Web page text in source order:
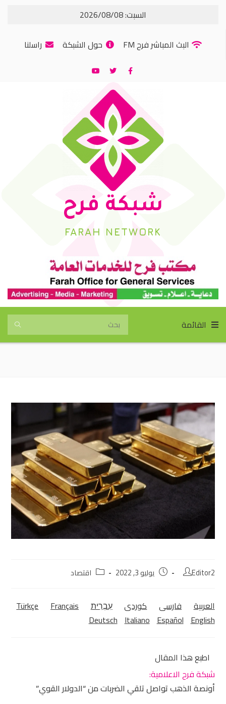
السبت: 2026/08/08
البث المباشر فرح FM
حول الشبكة راسلنا
شبكة فرح
FARAH NETWORK
القائمة
Editor2 يوليو 3, 2022 اقتصاد
العربية فارسی كوردی‎ עִבְרִית Türkçe
Français
Deutsch Italiano Español English
اطبع هذا المقال
شبكة فرح الاعلامية:
أونصة الذهب تواصل تلقي الضربات من “الدولار القوي”